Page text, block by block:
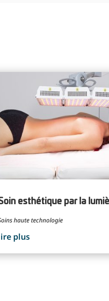
esthétique par la
haute technologie
plus